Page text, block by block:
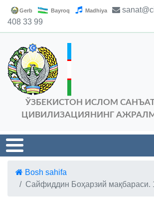
Gerb Bayroq Madhiya
408 33 99
ЎЗБЕКИСТОН ИСЛОМ
ЦИВИЛИЗАЦИЯНИНГ
Bosh sahifa
Сайфиддин Боҳарзий мақбараси.